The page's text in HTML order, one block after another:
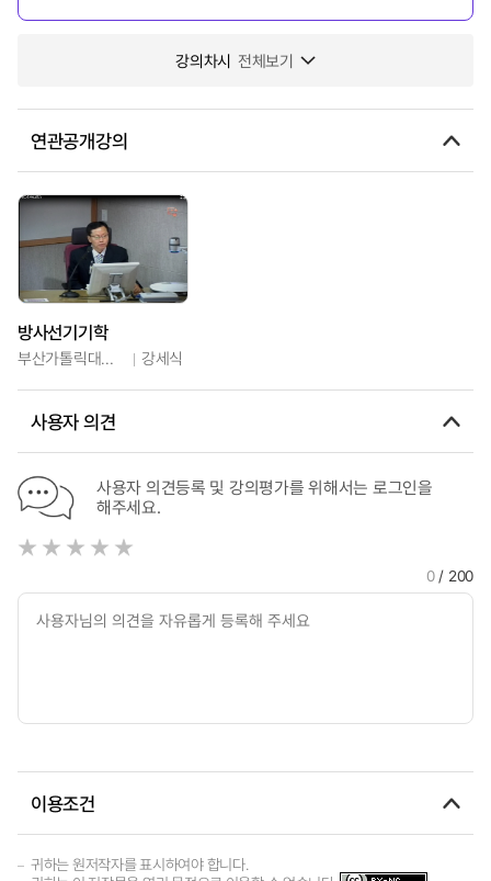
강의차시 전체보기
연관공개강의
방사선기기학
부산가톨릭대학교 강세식
사용자 의견
사용자 의견등록 및 강의평가를 위해서는 로그인을
해주세요.
0/ 200
이용조건
귀하는 원저작자를 표시하여야 합니다.